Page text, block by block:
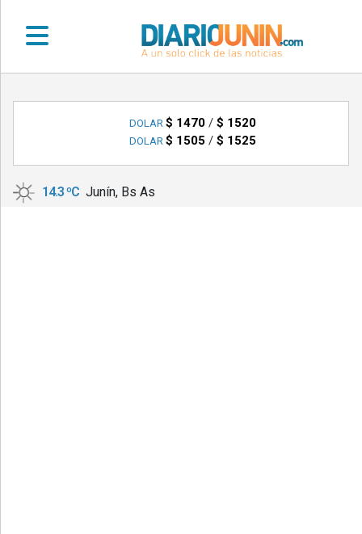
•
LOCALES
•
DOLAR $ 1470/ $ 1520
DOLAR $ 1505 / $ 1525
14.3 ºC Junín, Bs As